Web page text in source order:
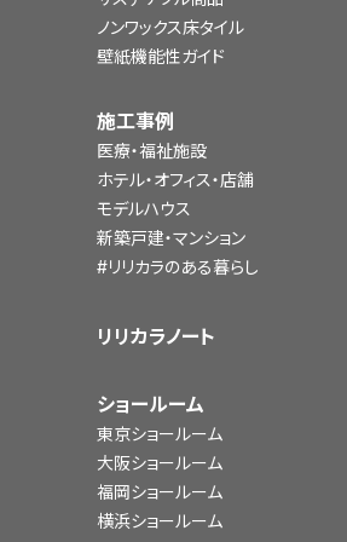
ノンワックス床タイル
壁紙機能性ガイド
施工事例
医療・福祉施設
ホテル・オフィス・店舗
モデルハウス
新築戸建・マンション
#リリカラのある暮らし
リリカラノート
ショールーム
東京ショールーム
大阪ショールーム
福岡ショールーム
横浜ショールーム